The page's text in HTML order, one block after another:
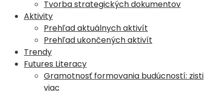
Tvorba strategických dokumentov
Aktivity
Prehľad aktuálnych aktivít
Prehľad ukončených aktivít
Trendy
Futures Literacy
Gramotnosť formovania budúcností: zisti
viac